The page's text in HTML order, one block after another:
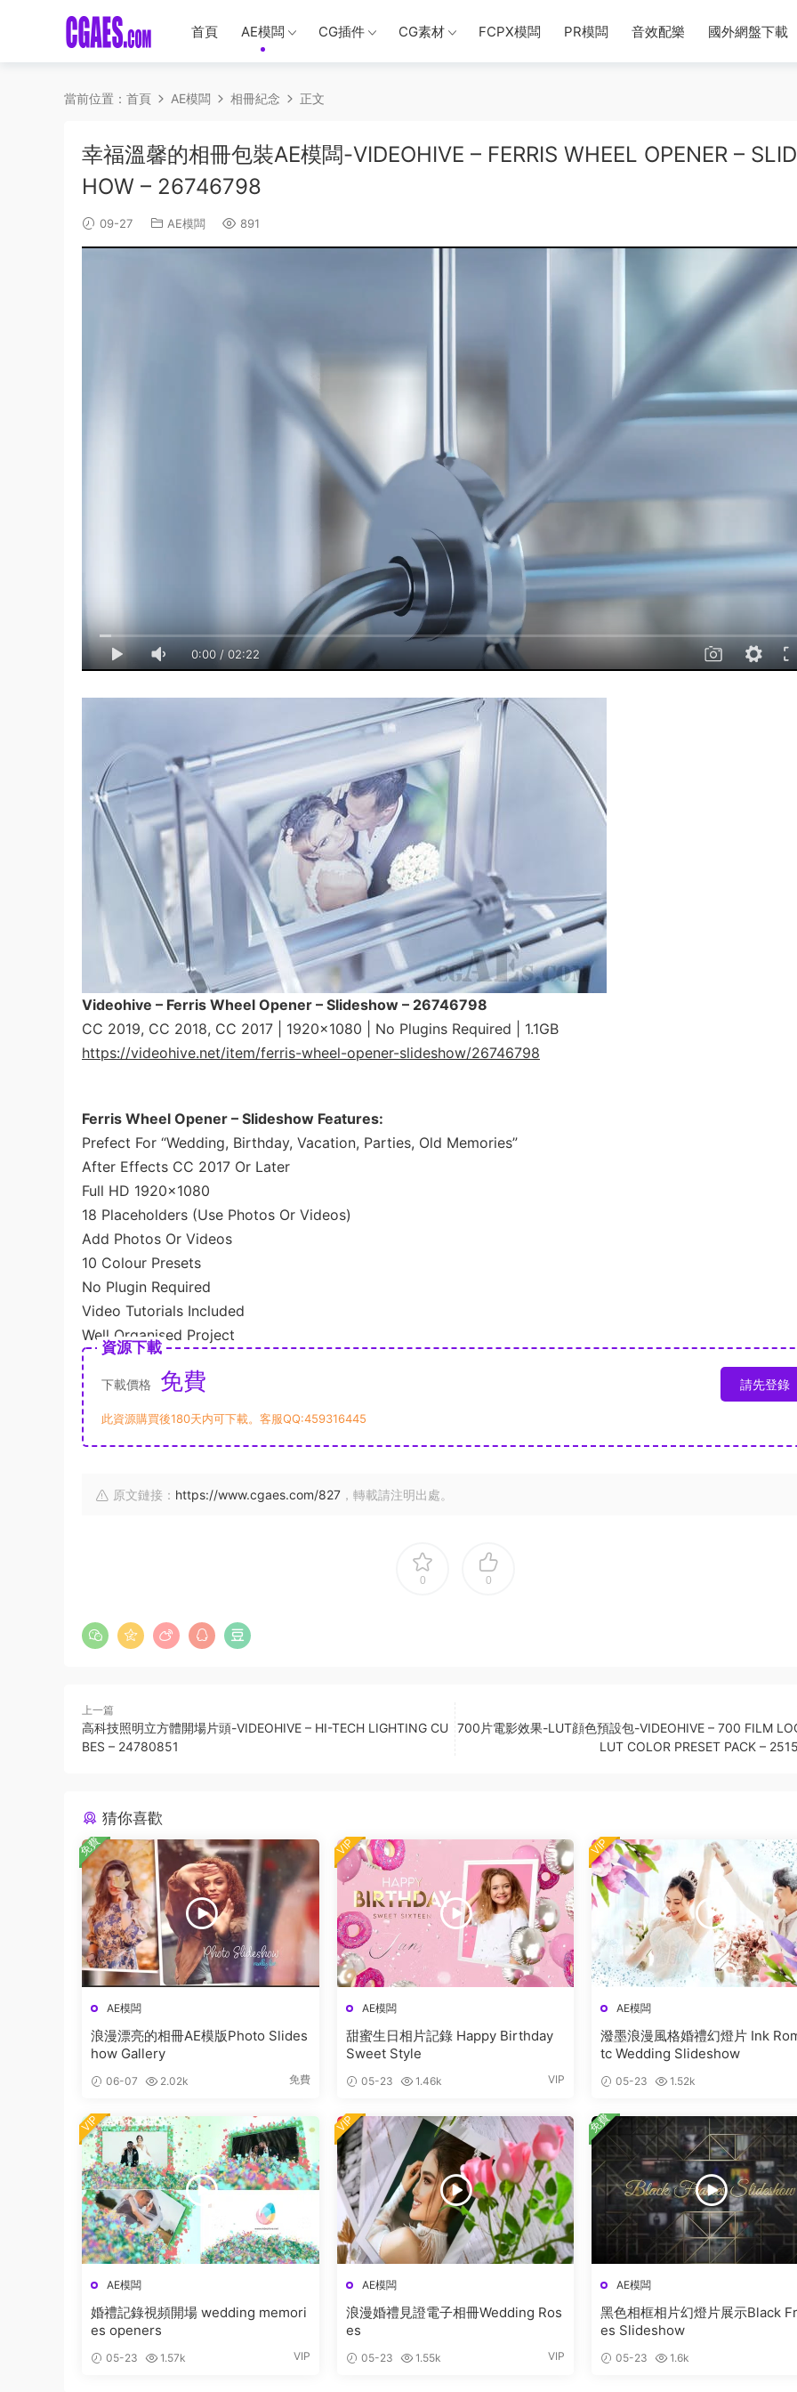
首頁 AE模闆 CG插件 CG素材 FCPX模闆 PR模闆 音效配樂 國外網盤下載
當前位置： 首頁 AE模闆 相冊紀念 正文
幸福溫馨的相冊包裝AE模闆-VIDEOHIVE – FERRIS WHEEL OPENER –
HOW – 26746798
09-27 AE模闆 891
0:00 / 02:22
Videohive – Ferris Wheel Opener – Slideshow – 26746798
CC 2019, CC 2018, CC 2017 | 1920×1080 | No Plugins Required | 1.1GB
https://videohive.net/item/ferris-wheel-opener-slideshow/26746798
Ferris Wheel Opener – Slideshow Features:
Prefect For “Wedding, Birthday, Vacation, Parties, Old Memories”
After Effects CC 2017 Or Later
Full HD 1920×1080
18 Placeholders (Use Photos Or Videos)
Add Photos Or Videos
10 Colour Presets
No Plugin Required
Video Tutorials Included
Well Organised Project
資源下載
下載價格 免費 請先登錄
此資源購買後180天内可下載。客服QQ:459316445
原文鏈接： https://www.cgaes.com/827 ，轉載請注明出處。
0 0
上一篇
高科技照明立方體開場片頭-VIDEOHIVE – HI-TECH LIGHTING CU
BES – 24780851
700片電影效果-LUT顔色預設包-VIDEOHIVE – 700 FILM
LUT COLOR PRESET PACK –
猜你喜歡
AE模闆
浪漫漂亮的相冊AE模版Photo Slides
how Gallery
06-07 2.02k 免費
免費
AE模闆
甜蜜生日相片記錄 Happy Birthday
Sweet Style
05-23 1.46k VIP
VIP
AE模闆
潑墨浪漫風格婚禮幻燈片 Ink Roman
tc Wedding Slideshow
05-23 1.52k
VIP
AE模闆
婚禮記錄視頻開場 wedding memori
es openers
05-23 1.57k VIP
VIP
AE模闆
浪漫婚禮見證電子相冊Wedding Ros
es
05-23 1.55k VIP
VIP
AE模闆
黑色相框相片幻燈片展示Black
es Slideshow
05-23 1.6k
免費